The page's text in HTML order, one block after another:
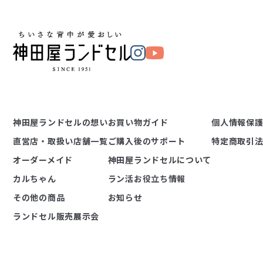
神田屋ランドセルの想い
直営店・取扱い店舗一覧
オーダーメイド
カルちゃん
その他の商品
ランドセル販売展示会
お買い物ガイド
ご購入後のサポート
神田屋ランドセルについて
ラン活お役立ち情報
お知らせ
個人情報保
特定商取引